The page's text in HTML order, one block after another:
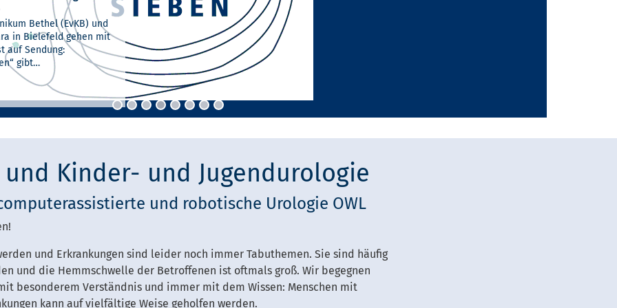
Klinikum Bethel in
Deutschen
Hodenkrebszentrum
OWL ausgezeichnet
Klinikum Bethel –
„stern“ erneut zu den
Deutschlands. Mit
am Evangelischen
gehört nach neuesten
zu den besten…
Bethel (EvKB) und
in Bielefeld gehen mit
auf Sendung:
gibt…
den Tumor
Bethel gibt einen
zertifizierte
Mit der Zertifizierung
Kinder- und
wird das Fachwissen
und der Klinik für
mit einem
High-tech-
mit einem
High-tech-
Kinder- und Jugendurologie
und robotische Urologie OWL
und Erkrankungen sind leider noch immer Tabuthemen. Sie sind häufig
und die Hemmschwelle der Betroffenen ist oftmals groß. Wir begegnen
besonderem Verständnis und immer mit dem Wissen: Menschen mit
kann auf vielfältige Weise geholfen werden.